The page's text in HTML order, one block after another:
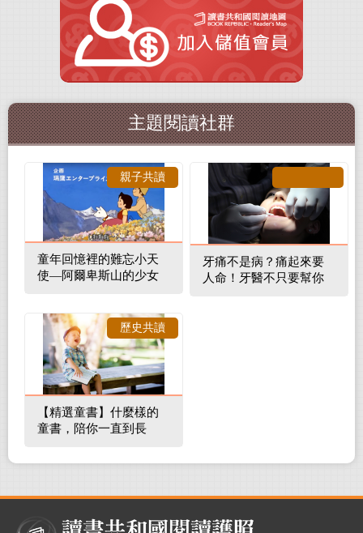
主題閱讀社群
童年回憶裡的難忘小天
使—阿爾卑斯山的少女
親子共讀
牙痛不是病？痛起來要
人命！牙醫不只要幫你
【精選童書】什麼樣的
童書，陪你一直到長
歷史共讀